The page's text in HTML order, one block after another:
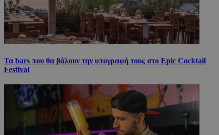
Τα bars που θα βάλουν την υπογραφή τους στο Epic Cocktail
Festival